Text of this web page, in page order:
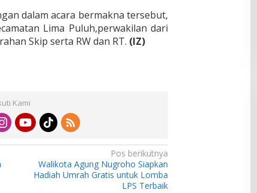
dalam acara bermakna tersebut,
Lima Puluh,perwakilan dari
Skip serta RW dan RT. (IZ)
Kami
Pos berikutnya
Walikota Agung Nugroho Siapkan
Hadiah Umrah Gratis untuk Lomba
LPS Terbaik